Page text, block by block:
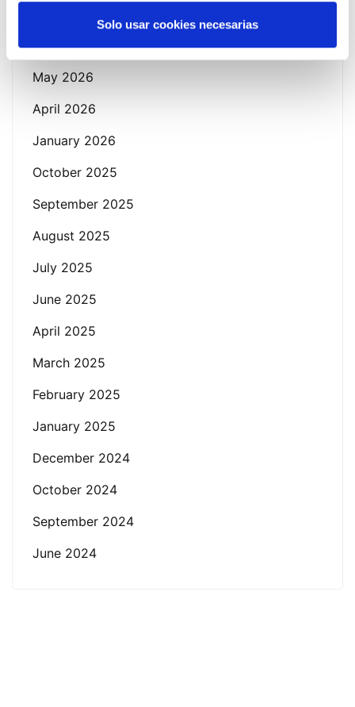
Solo usar cookies necesarias
June 2026
May 2026
April 2026
January 2026
October 2025
September 2025
August 2025
July 2025
June 2025
April 2025
March 2025
February 2025
January 2025
December 2024
October 2024
September 2024
June 2024